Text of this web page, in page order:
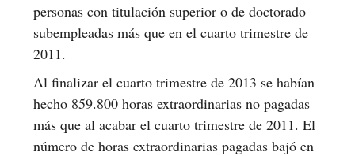
personas con titulación superior o de doctorado
subempleadas más que en el cuarto trimestre de
2011.
Al finalizar el cuarto trimestre de 2013 se habían
hecho 859.800 horas extraordinarias no pagadas
más que al acabar el cuarto trimestre de 2011. El
número de horas extraordinarias pagadas bajó en